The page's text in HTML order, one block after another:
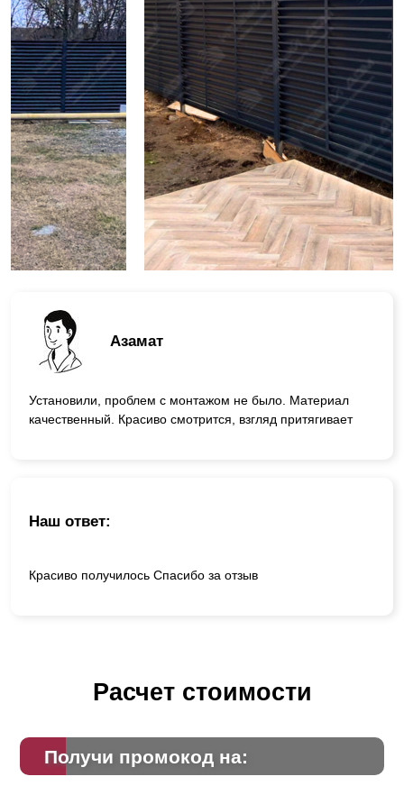
Азамат
Установили, проблем с монтажом не было. Материал
качественный. Красиво смотрится, взгляд притягивает
Наш ответ:
Красиво получилось Спасибо за отзыв
Расчет стоимости
Получи промокод на: